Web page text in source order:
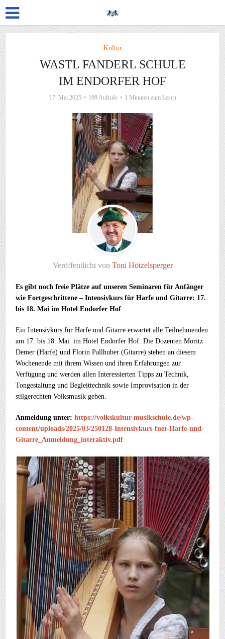
Kultur
WASTL FANDERL SCHULE
IM ENDORFER HOF
17. Mai 2025 199 Aufrufe 1 Minuten zum Lesen
Veröffentlicht von Toni Hötzelsperger
Es gibt noch freie Plätze auf unseren Seminaren für Anfänger
wie Fortgeschrittene –Intensivkurs für Harfe und Gitarre: 17.
bis 18. Mai im Hotel Endorfer Hof
Ein Intensivkurs für Harfe und Gitarre erwartet alle Teilnehmenden
am 17. bis 18. Mai im Hotel Endorfer Hof. Die Dozenten Moritz
Demer (Harfe) und Florin Pallhuber (Gitarre) stehen an diesem
Wochenende mit ihrem Wissen und ihren Erfahrungen zur
Verfügung und werden allen Interessierten Tipps zu Technik,
Tongestaltung und Begleittechnik sowie Improvisation in der
stilgerechten Volksmusik geben.
Anmeldung unter:https://volkskultur-musikschule.de/wp-
content/uploads/2025/03/250128-Intensivkurs-fuer-Harfe-und-
Gitarre_Anmeldung_interaktiv.pdf